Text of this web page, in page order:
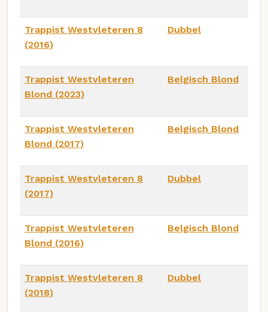
Trappist Westvleteren 8
(2016)
Dubbel
Trappist Westvleteren
Blond (2023)
Belgisch Blond
Trappist Westvleteren
Blond (2017)
Belgisch Blond
Trappist Westvleteren 8
(2017)
Dubbel
Trappist Westvleteren
Blond (2016)
Belgisch Blond
Trappist Westvleteren 8
(2018)
Dubbel